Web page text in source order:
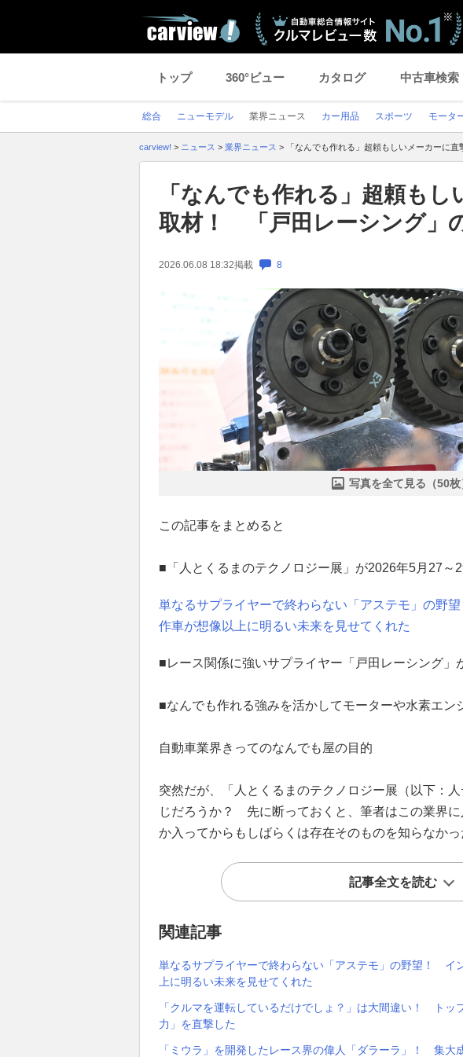
トップ 360°ビュー カタログ 中古車検索
総合 ニューモデル 業界ニュース カー用品 スポーツ モータ
carview! > ニュース > 業界ニュース > 「なんでも作れる」超頼もしいメーカーに
「なんでも作れる」超頼も
取材！ 「戸田レーシング」
2026.06.08 18:32掲載 8
写真を全て見る（50枚
この記事をまとめると
■「人とくるまのテクノロジー展」が2026年5月27～
単なるサプライヤーで終わらない「アステモ」の野
作車が想像以上に明るい未来を見せてくれた
■レース関係に強いサプライヤー「戸田レーシング」
■なんでも作れる強みを活かしてモーターや水素エン
自動車業界きってのなんでも屋の目的
突然だが、「人とくるまのテクノロジー展（以下：
じだろうか？ 先に断っておくと、筆者はこの業界に
か入ってからもしばらくは存在そのものを知らなかっ
記事全文を読む
関連記事
単なるサプライヤーで終わらない「アステモ」の野望！ イ
上に明るい未来を見せてくれた
「クルマを運転しているだけでしょ？」は大間違い！ トッ
力」を直撃した
「ミウラ」を開発したレース界の偉人「ダラーラ」！ 集大